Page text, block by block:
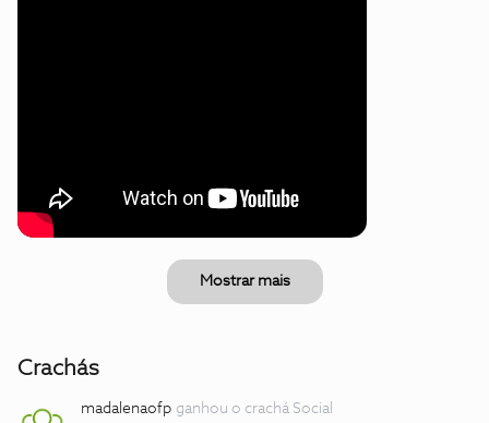
Mostrar mais
Crachás
madalenaofp ganhou o crachá Social